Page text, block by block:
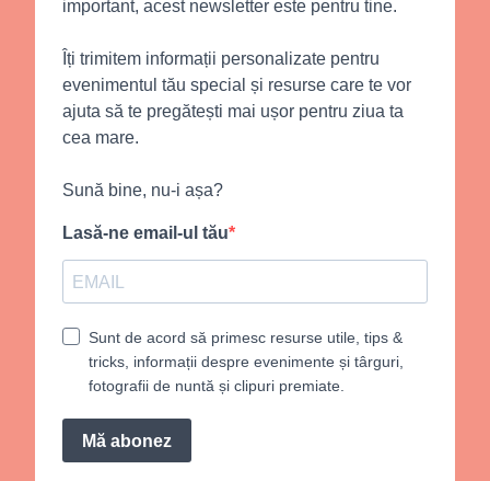
important, acest newsletter este pentru tine.
Îți trimitem informații personalizate pentru
evenimentul tău special și resurse care te vor
ajuta să te pregătești mai ușor pentru ziua ta
cea mare.
Sună bine, nu-i așa?
Lasă-ne email-ul tău
Sunt de acord să primesc resurse utile, tips &
tricks, informații despre evenimente și târguri,
fotografii de nuntă și clipuri premiate.
Mă abonez